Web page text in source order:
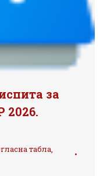
за
2026.
табла,